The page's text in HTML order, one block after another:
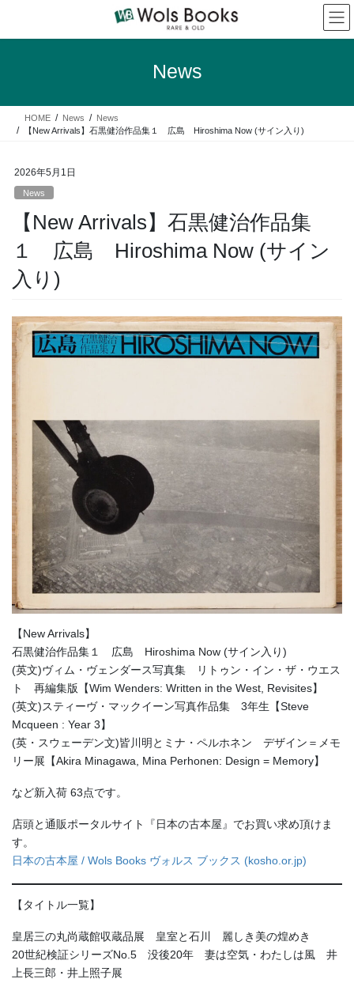
テ
ス
ゲ
ン
News
HOME News
News
【New Arrivals】石黒健治作品集１ 広島 Hiroshima Now (サイン入り)
2026年5月1日
News
【New Arrivals】石黒健治作品集
１ 広島 Hiroshima Now (サイン
入り)
【New Arrivals】
石黒健治作品集１ 広島 Hiroshima Now (サイン入り)
(英文)ヴィム・ヴェンダース写真集 リトゥン・イン・ザ・ウエス
ト 再編集版【Wim Wenders: Written in the West, Revisites】
(英文)スティーヴ・マックイーン写真作品集 3年生【Steve
Mcqueen : Year 3】
(英・スウェーデン文)皆川明とミナ・ペルホネン デザイン＝メモ
リー展【Akira Minagawa, Mina Perhonen: Design = Memory】
など新入荷 63点です。
店頭と通販ポータルサイト『日本の古本屋』でお買い求め頂けま
す。
日本の古本屋 / Wols Books ヴォルス ブックス (kosho.or.jp)
【タイトル一覧】
皇居三の丸尚蔵館収蔵品展 皇室と石川 麗しき美の煌めき
20世紀検証シリーズNo.5 没後20年 妻は空気・わたしは風 井
上長三郎・井上照子展